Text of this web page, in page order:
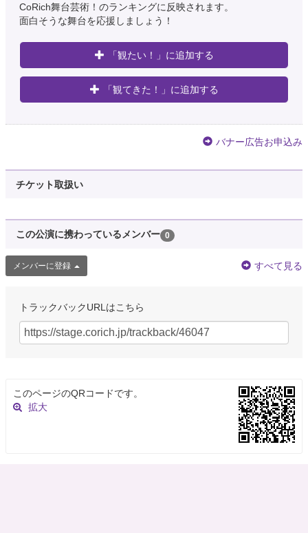
CoRich舞台芸術！のランキングに反映されます。
面白そうな舞台を応援しましょう！
「観たい！」に追加する
「観てきた！」に追加する
バナー広告お申込み
チケット取扱い
この公演に携わっているメンバー 0
メンバーに登録 すべて見る
トラックバックURLはこちら
このページのQRコードです。
拡大